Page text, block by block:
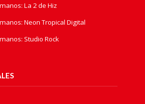
La 2 de Hiz
Neon Tropical Digital
Studio Rock